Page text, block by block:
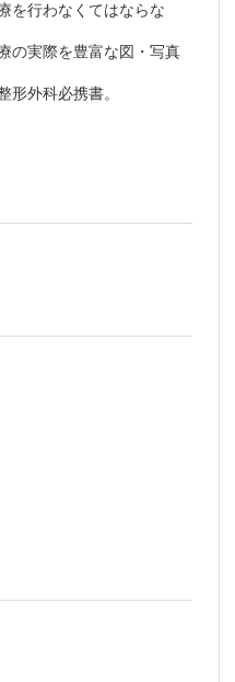
を行わなくてはならな
の実際を豊富な図・写真
外科必携書。